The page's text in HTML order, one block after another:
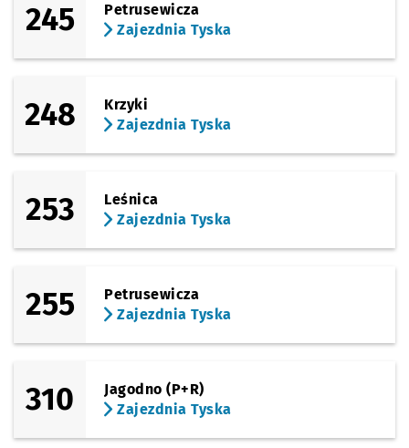
245
Petrusewicza
Zajezdnia Tyska
248
Krzyki
Zajezdnia Tyska
253
Leśnica
Zajezdnia Tyska
255
Petrusewicza
Zajezdnia Tyska
310
Jagodno (P+R)
Zajezdnia Tyska